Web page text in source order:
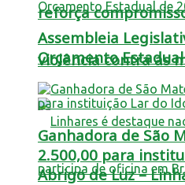
reforça
violência contra as
Assembleia
Orçamento
Ganhadora de São
2.500,00 para
Abrigo de Luz –